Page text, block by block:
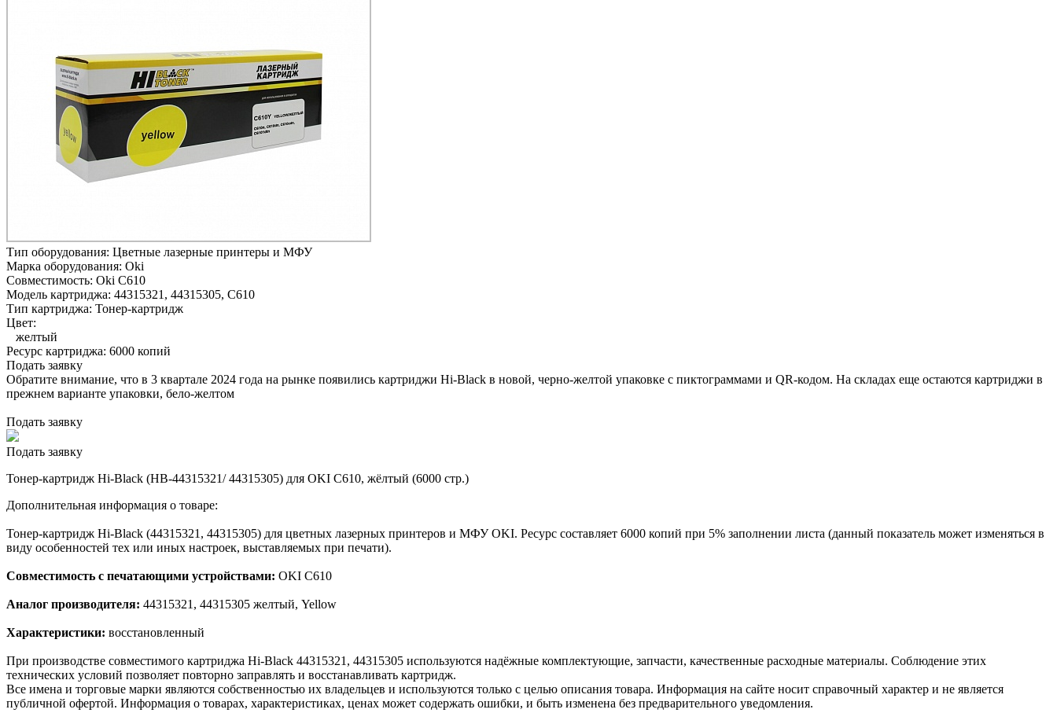
Тип оборудования: Цветные лазерные принтеры и МФУ
Марка оборудования: Oki
Совместимость: Oki C610
Модель картриджа: 44315321, 44315305, C610
Тип картриджа: Тонер-картридж
Цвет:
желтый
Ресурс картриджа: 6000 копий
Подать заявку
Обратите внимание, что в 3 квартале 2024 года на рынке появились картриджи Hi-Black в новой, черно-желтой упаковке с пиктограммами и QR-кодом. На складах еще остаются картриджи в
прежнем варианте упаковки, бело-желтом
Подать заявку
Подать заявку
Тонер-картридж Hi-Black (HB-44315321/ 44315305) для OKI C610, жёлтый (6000 стр.)
Дополнительная информация о товаре:
Тонер-картридж Hi-Black (44315321, 44315305) для цветных лазерных принтеров и МФУ OKI. Ресурс составляет 6000 копий при 5% заполнении листа (данный показатель может изменяться в
виду особенностей тех или иных настроек, выставляемых при печати).
Совместимость с печатающими устройствами: OKI C610
Аналог производителя: 44315321, 44315305 желтый, Yellow
Характеристики: восстановленный
При производстве совместимого картриджа Hi-Black 44315321, 44315305 используются надёжные комплектующие, запчасти, качественные расходные материалы. Соблюдение этих
технических условий позволяет повторно заправлять и восстанавливать картридж.
Все имена и торговые марки являются собственностью их владельцев и используются только с целью описания товара. Информация на сайте носит справочный характер и не является
публичной офертой. Информация о товарах, характеристиках, ценах может содержать ошибки, и быть изменена без предварительного уведомления.